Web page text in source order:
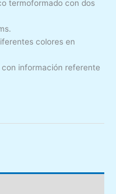
termoformado con dos
colores en
información referente